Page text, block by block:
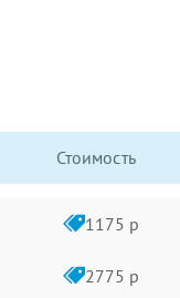
Стоимость
1175 р
2775 р